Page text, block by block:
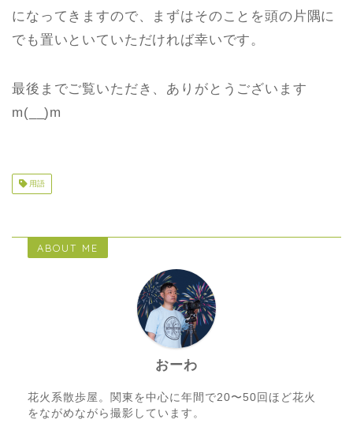
になってきますので、まずはそのことを頭の片隅に
でも置いといていただければ幸いです。
最後までご覧いただき、ありがとうございます
m(__)m
用語
ABOUT ME
おーわ
花火系散歩屋。関東を中心に年間で20〜50回ほど花火
をながめながら撮影しています。